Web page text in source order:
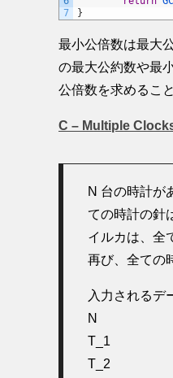
7
}
最小公倍数は最大
の最大公約数や最
公倍数を求めるこ
C – Multiple
N 台の時計が
ての時計の針
イルカは、全
再び、全ての
入力されるデ
N
T_1
T_2